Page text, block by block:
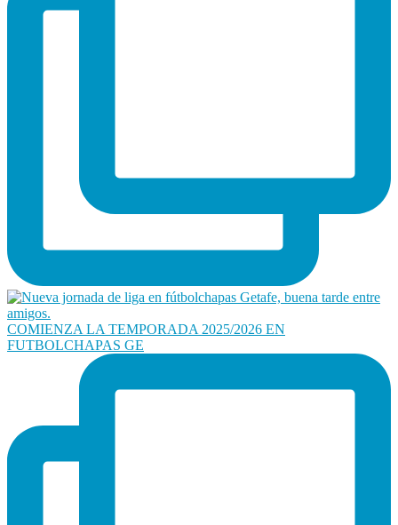
COMIENZA LA TEMPORADA 2025/2026 EN
FUTBOLCHAPAS GE